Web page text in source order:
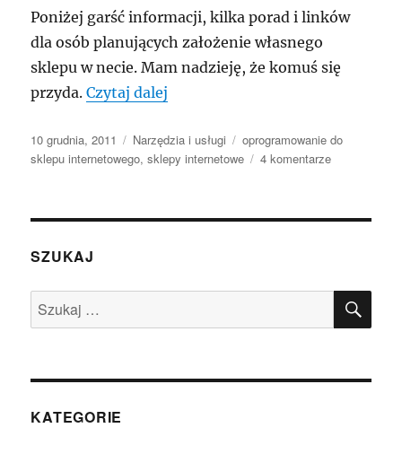
Poniżej garść informacji, kilka porad i linków
dla osób planujących założenie własnego
sklepu w necie. Mam nadzieję, że komuś się
przyda.Czytaj dalej
Data
publikacji
10 grudnia, 2011 Kategorie
Narzędzia i usługi Tagi
oprogramowanie do
sklepu internetowego,sklepy internetowe 4 komentarzedo
sklepu
wybrać?
SZUKAJ
Szukaj:
KATEGORIE